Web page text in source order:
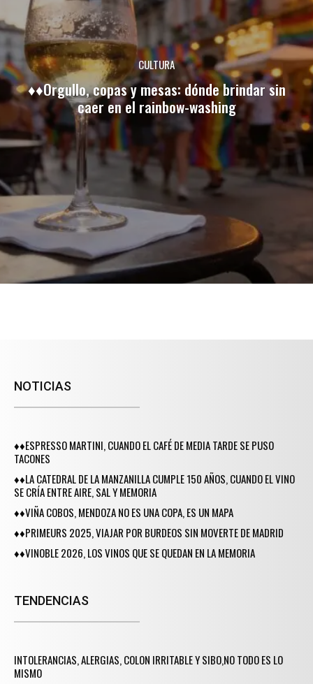
CULTURA
♦♦Orgullo, copas y mesas: dónde brindar sin
caer en el rainbow-washing
NOTICIAS
♦♦ESPRESSO MARTINI, CUANDO EL CAFÉ DE MEDIA TARDE SE PUSO
TACONES
♦♦LA CATEDRAL DE LA MANZANILLA CUMPLE 150 AÑOS, CUANDO EL VINO
SE CRÍA ENTRE AIRE, SAL Y MEMORIA
♦♦VIÑA COBOS, MENDOZA NO ES UNA COPA, ES UN MAPA
♦♦PRIMEURS 2025, VIAJAR POR BURDEOS SIN MOVERTE DE MADRID
♦♦VINOBLE 2026, LOS VINOS QUE SE QUEDAN EN LA MEMORIA
TENDENCIAS
INTOLERANCIAS, ALERGIAS, COLON IRRITABLE Y SIBO,NO TODO ES LO
MISMO